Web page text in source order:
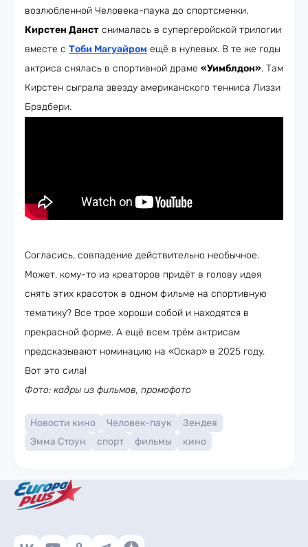
возлюбленной Человека-паука до спортсменки.
Кирстен Данст снималась в супергеройской трилогии
вместе с Тоби Магуайром ещё в нулевых. В те же годы
актриса снялась в спортивной драме «Уимблдон». Там
Кирстен сыграла звезду американского тенниса Лиззи
Брэдбери.
Согласись, совпадение действительно необычное.
Может, кому-то из креаторов придёт в голову идея
снять этих красоток в одном фильме на спортивную
тематику? Все трое хороши собой и находятся в
прекрасной форме. А ещё всем трём актрисам
предсказывают номинацию на «Оскар» в 2025 году.
Вот это сила!
Фото: кадры из фильмов, промофото
Новости кино Человек-паук
Зендея
Эмма Стоун
спорт фильмы кино